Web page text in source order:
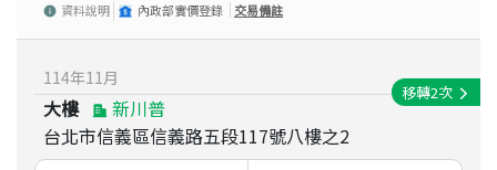
資料說明 內政部實價登錄 交易備註
114年11月
大樓
新川普
台北市信義區信義路五段117號八樓之2
移轉2次